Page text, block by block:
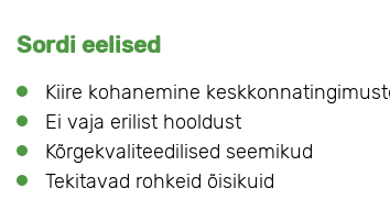
Sordi eelised
Kiire kohanemine
Ei vaja erilist hooldust
Kõrgekvaliteedilised seemikud
Tekitavad rohkeid õisikuid